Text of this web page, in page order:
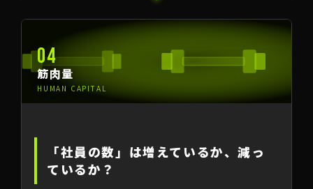
04
筋肉量
HUMAN CAPITAL
「社員の数」は増えているか、減っ
ているか？